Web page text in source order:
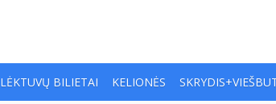
LĖKTUVŲ BILIETAI KELIONĖS